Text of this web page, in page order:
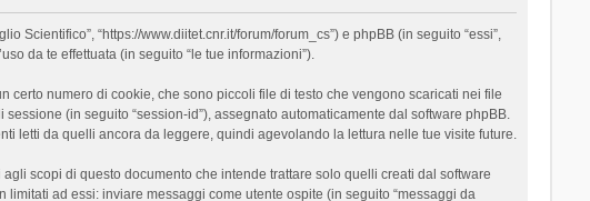
Scientifico”, “https://www.diitet.cnr.it/forum/forum_cs”) e phpBB (in seguito “essi”,
da te effettuata (in seguito “le tue informazioni”).
certo numero di cookie, che sono piccoli file di testo che vengono scaricati nei file
(in seguito “session-id”), assegnato automaticamente dal software phpBB.
letti da quelli ancora da leggere, quindi agevolando la lettura nelle tue visite future.
scopi di questo documento che intende trattare solo quelli creati dal software
ad essi: inviare messaggi come utente ospite (in seguito “messaggi da